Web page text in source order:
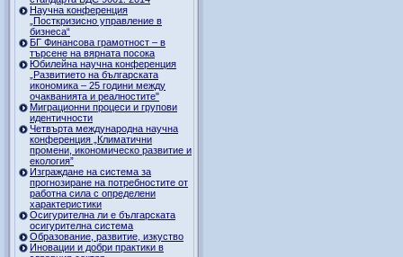
Научна конференция
„Посткризисно управление в
бизнеса“
БГ Финансова грамотност – в
търсене на вярната посока
Юбилейна научна конференция
„Развитието на българската
икономика – 25 години между
очакванията и реалностите"
Миграционни процеси и групови
идентичности
Четвърта международна научна
конференция „Климатични
промени, икономическо развитие и
екология”
Изграждане на система за
прогнозиране на потребностите от
работна сила с определени
характеристики
Осигурителна ли е българската
осигурителна система
Образование, развитие, изкуство
Иновации и добри практики в